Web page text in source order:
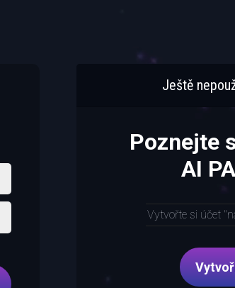
Ještě
Poznejte
AI
Vytvořte si účet